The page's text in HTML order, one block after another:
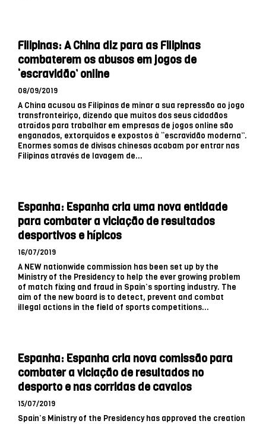
Filipinas: A China diz para as Filipinas
combaterem os abusos em jogos de
‘escravidão’ online
08/09/2019
A China acusou as Filipinas de minar a sua repressão ao jogo
transfronteiriço, dizendo que muitos dos seus cidadãos
atraídos para trabalhar em empresas de jogos online são
enganados, extorquidos e expostos à “escravidão moderna”.
Enormes somas de divisas chinesas acabam por entrar nas
Filipinas através de lavagem de...
Espanha: Espanha cria uma nova entidade
para combater a viciação de resultados
desportivos e hípicos
16/07/2019
A NEW nationwide commission has been set up by the
Ministry of the Presidency to help the ever growing problem
of match fixing and fraud in Spain’s sporting industry. The
aim of the new board is to detect, prevent and combat
illegal actions in the field of sports competitions...
Espanha: Espanha cria nova comissão para
combater a viciação de resultados no
desporto e nas corridas de cavalos
15/07/2019
Spain’s Ministry of the Presidency has approved the creation